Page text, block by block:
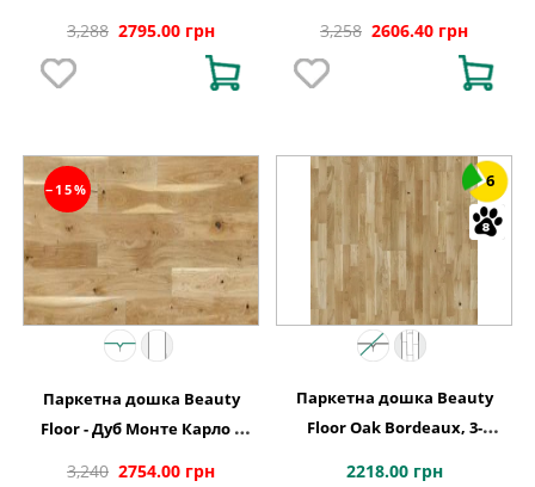
3,288 2795.00 грн 3,258 2606.40 грн
−15%
Паркетна дошка Beauty
Floor - Дуб Монте Карло 1
3,240 2754.00 грн
6
Паркетна дошка Beauty
Floor Oak Bordeaux, 3-
2218.00 грн